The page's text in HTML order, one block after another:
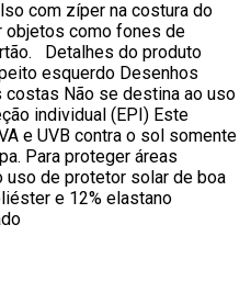
com zíper na costura do
objetos como fones de
Detalhes do produto
esquerdo Desenhos
Não se destina ao uso
individual (EPI) Este
e UVB contra o sol somente
Para proteger áreas
de protetor solar de boa
e 12% elastano